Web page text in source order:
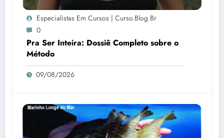
Especialistas Em Cursos | Curso.blog.br
0
Pra Ser Inteira: Dossiê Completo sobre o
Método
09/08/2026